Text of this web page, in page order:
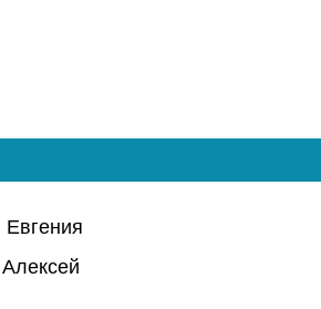
Евгения
Алексей